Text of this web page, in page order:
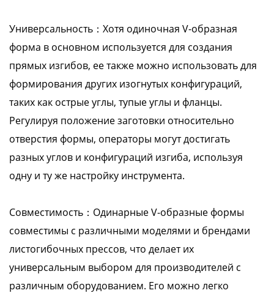
Универсальность：Хотя одиночная V-образная
форма в основном используется для создания
прямых изгибов, ее также можно использовать для
формирования других изогнутых конфигураций,
таких как острые углы, тупые углы и фланцы.
Регулируя положение заготовки относительно
отверстия формы, операторы могут достигать
разных углов и конфигураций изгиба, используя
одну и ту же настройку инструмента.
Совместимость：Одинарные V-образные формы
совместимы с различными моделями и брендами
листогибочных прессов, что делает их
универсальным выбором для производителей с
различным оборудованием. Его можно легко